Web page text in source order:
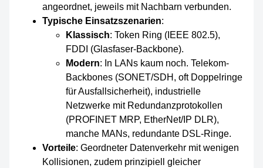
angeordnet, jeweils mit Nachbarn verbunden.
Typische Einsatzszenarien:
Klassisch: Token Ring (IEEE 802.5),
FDDI (Glasfaser-Backbone).
Modern: In LANs kaum noch. Telekom-
Backbones (SONET/SDH, oft Doppelringe
für Ausfallsicherheit), industrielle
Netzwerke mit Redundanzprotokollen
(PROFINET MRP, EtherNet/IP DLR),
manche MANs, redundante DSL-Ringe.
Vorteile: Geordneter Datenverkehr mit wenigen
Kollisionen, zudem prinzipiell gleicher